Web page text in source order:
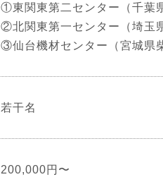
①東関東第二センター（千葉
②北関東第一センター（埼玉
③仙台機材センター（宮城県
若干名
200,000円〜